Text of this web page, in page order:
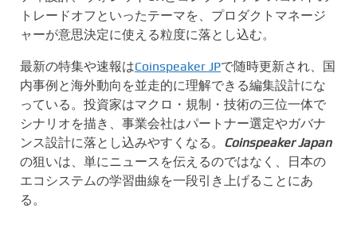
トレードオフといったテーマを、プロダクトマネージ
ャーが意思決定に使える粒度に落とし込む。
最新の特集や速報はCoinspeaker JPで随時更新され、国
内事例と海外動向を並走的に理解できる編集設計にな
っている。投資家はマクロ・規制・技術の三位一体で
シナリオを描き、事業会社はパートナー選定やガバナ
ンス設計に落とし込みやすくなる。 Coinspeaker Japan
の狙いは、単にニュースを伝えるのではなく、日本の
エコシステムの学習曲線を一段引き上げることにあ
る。